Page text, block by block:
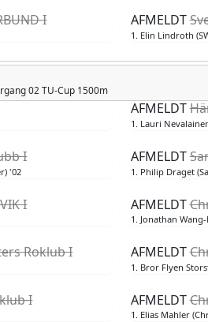
I AFMELDT
1. Elin Lindroth
02 TU-Cup 1500m
AFMELDT
1. Lauri
I
'02
AFMELDT
1. Philip Draget
I AFMELDT
1. Jonathan
Roklub I AFMELDT
1. Bror Flyen
I AFMELDT
1. Elias Mahler